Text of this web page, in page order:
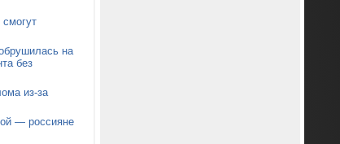
на
без
из-за
— россияне